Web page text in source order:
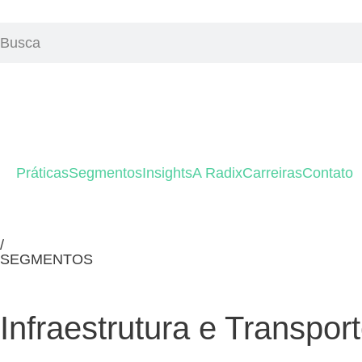
PráticasSegmentosInsightsA RadixCarreirasContato
/
SEGMENTOS
Infraestrutura e